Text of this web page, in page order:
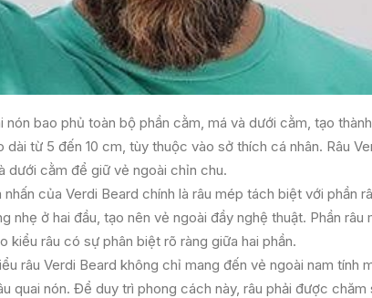
nón bao phủ toàn bộ phần cằm, má và dưới cằm, tạo
từ 5 đến 10 cm, tùy thuộc vào sở thích cá nhân. Râu
dưới cằm để giữ vẻ ngoài chỉn chu.
nhấn của Verdi Beard chính là râu mép tách biệt với phần
nhẹ ở hai đầu, tạo nên vẻ ngoài đầy nghệ thuật. Phần râu
kiểu râu có sự phân biệt rõ ràng giữa hai phần.
râu Verdi Beard không chỉ mang đến vẻ ngoài nam tính
quai nón. Để duy trì phong cách này, râu phải được